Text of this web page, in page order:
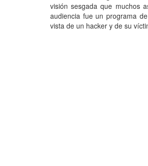
visión sesgada que muchos
audiencia fue un programa
vista de un hacker y de su